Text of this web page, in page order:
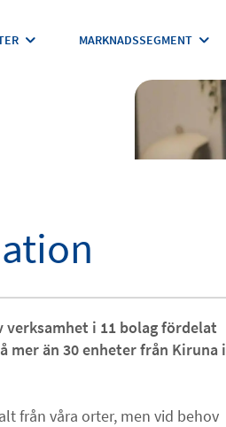
MARKNADSSEGMENT
i 11 bolag fördelat
mer än 30 enheter från Kiruna i
från våra orter, men vid behov